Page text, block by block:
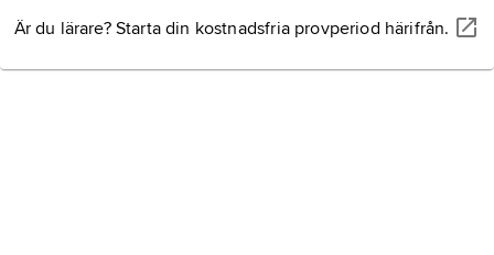
Är du lärare? Starta din kostnadsfria provperiod härifrån.